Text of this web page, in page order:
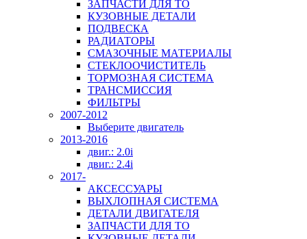
ЗАПЧАСТИ ДЛЯ ТО
КУЗОВНЫЕ ДЕТАЛИ
ПОДВЕСКА
РАДИАТОРЫ
СМАЗОЧНЫЕ МАТЕРИАЛЫ
СТЕКЛООЧИСТИТЕЛЬ
ТОРМОЗНАЯ СИСТЕМА
ТРАНСМИССИЯ
ФИЛЬТРЫ
2007-2012
Выберите двигатель
2013-2016
двиг.: 2.0i
двиг.: 2.4i
2017-
АКСЕССУАРЫ
ВЫХЛОПНАЯ СИСТЕМА
ДЕТАЛИ ДВИГАТЕЛЯ
ЗАПЧАСТИ ДЛЯ ТО